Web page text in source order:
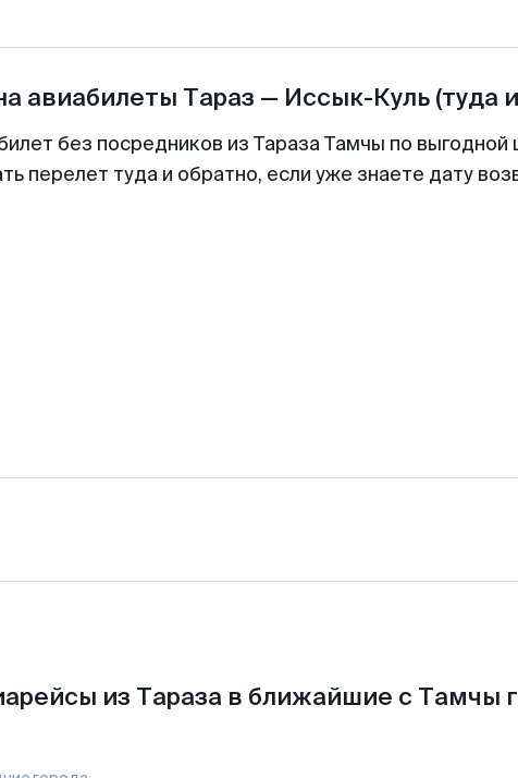
авиабилеты Тараз — Иссык-Куль (туда
без посредников из Тараза Тамчы по
перелет туда и обратно, если уже знаете дату
из Тараза в ближайшие с Тамчы